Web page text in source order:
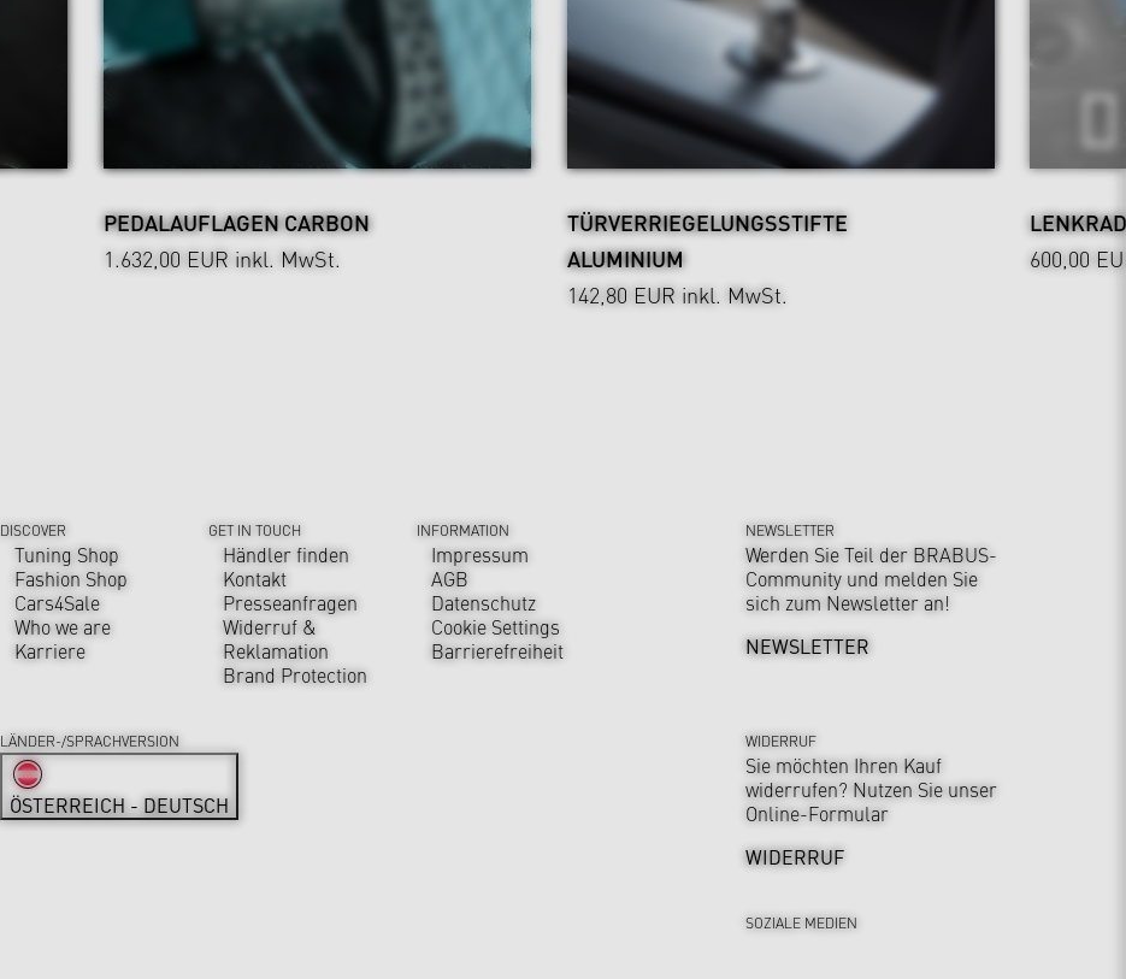
PEDALAUFLAGEN CARBON
1.632,00 EUR inkl. MwSt.
TÜRVERRIEGELUNGSSTIFTE
ALUMINIUM
142,80 EUR inkl. MwSt.
600,00
DISCOVER
Tuning Shop
Fashion Shop
Cars4Sale
Who we are
Karriere
GET IN TOUCH
Händler finden
Kontakt
Presseanfragen
Widerruf &
Reklamation
Brand Protection
INFORMATION
Impressum
AGB
Datenschutz
Cookie Settings
Barrierefreiheit
NEWSLETTER
Werden Sie Teil der BRABUS-
Community und melden Sie
sich zum Newsletter an!
NEWSLETTER
WIDERRUF
Sie möchten Ihren Kauf
widerrufen? Nutzen Sie unser
Online-Formular
WIDERRUF
SOZIALE MEDIEN
LÄNDER-/SPRACHVERSION
ÖSTERREICH - DEUTSCH